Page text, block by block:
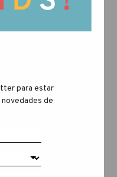
sobre este
qué merece
hogar,
objeto.
cuidado,
Un latido
pausado de
significa honrar
para estar
de